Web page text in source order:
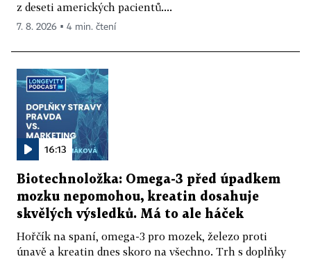
z deseti amerických pacientů....
7. 8. 2026 ▪ 4 min. čtení
16:13
Biotechnoložka: Omega-3 před úpadkem
mozku nepomohou, kreatin dosahuje
skvělých výsledků. Má to ale háček
Hořčík na spaní, omega-3 pro mozek, železo proti
únavě a kreatin dnes skoro na všechno. Trh s doplňky